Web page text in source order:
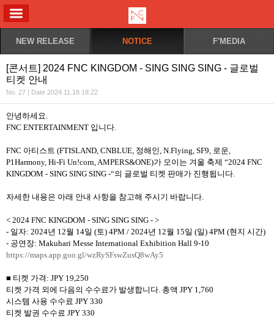
NEW RELEASE NOTICE F'MEDIA
[콘서트] 2024 FNC KINGDOM - SING SING SING - 글로벌
티켓 안내
No. 27 | Date 2024.11.18 18:22
안녕하세요.
FNC ENTERTAINMENT 입니다.
FNC 아티스트 (FTISLAND, CNBLUE, 정해인, N.Flying, SF9, 로운,
P1Harmony, Hi-Fi Un!corn, AMPERS&ONE)가 모이는 겨울 축제 “2024 FNC
KINGDOM - SING SING SING -“의 글로벌 티켓 판매가 진행됩니다.
자세한 내용은 아래 안내 사항을 참고해 주시기 바랍니다.
< 2024 FNC KINGDOM - SING SING SING - >
- 일자: 2024년 12월 14일 (토) 4PM / 2024년 12월 15일 (일) 4PM (현지 시간)
- 공연장: Makuhari Messe International Exhibition Hall 9-10
https://maps.app.goo.gl/wzRySFswZusQ8wAy5
■ 티켓 가격 : JPY 19,250
티켓 가격 외에 다음의 수수료가 발생합니다. 총액 JPY 1,760
시스템 사용 수수료 JPY 330
티켓 발권 수수료 JPY 330